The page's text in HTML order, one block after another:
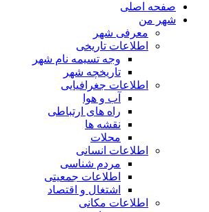
صفحه اصلی
شهر من
معرفی شهر
اطلاعات تاریخی
وجه تسیمه نام شهر
تاریخچه شهر
اطلاعات جغرافیایی
آب و هوا
راه های ارتباطی
نقشه ها
محلات
اطلاعات انسانی
مردم شناسی
اطلاعات جمعیتی
اشتغال و اقتصاد
اطلاعات مکانی